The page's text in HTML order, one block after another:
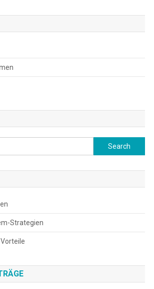
Search
for:
Strategien